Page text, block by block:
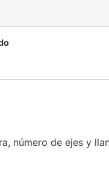
número de ejes y